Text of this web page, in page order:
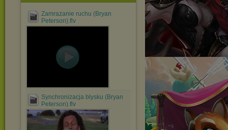
Zamrazanie ruchu (Bryan
Peterson).flv
Synchronizacja blysku (Bryan
Peterson).flv